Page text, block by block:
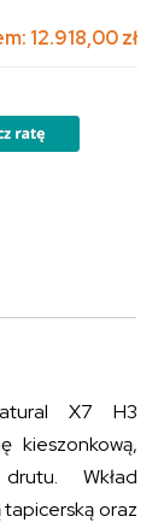
12.918,00 zł
X7 H3
kieszonkową,
Wkład
oraz